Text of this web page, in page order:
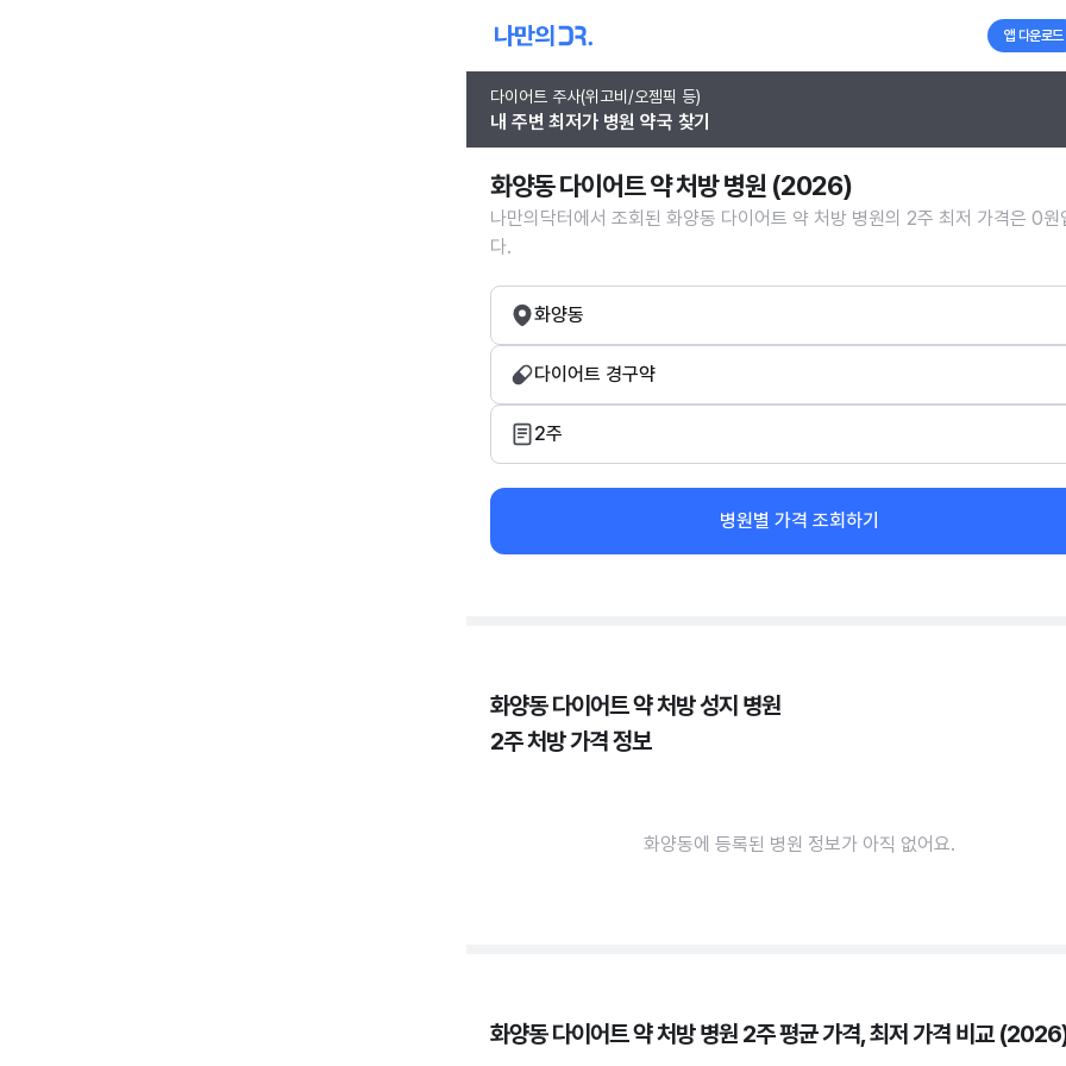
앱 다운로드
다이어트 주사(위고비/오젬픽 등)
내 주변 최저가 병원 약국 찾기
화양동 다이어트 약 처방 병원 (2026)
나만의닥터에서 조회된 화양동 다이어트 약 처방 병원의 2주 최저 가격은 0원
다.
화양동
다이어트 경구약
2주
병원별 가격 조회하기
화양동 다이어트 약 처방 성지 병원
2주 처방 가격 정보
화양동에 등록된 병원 정보가 아직 없어요.
화양동 다이어트 약 처방 병원 2주 평균 가격, 최저 가격 비교